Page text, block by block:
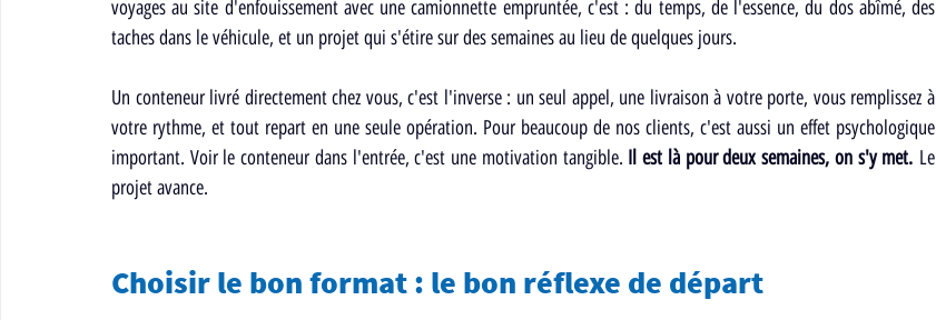
voyages au site d'enfouissement avec une camionnette empruntée, c'est : du temps, de l'essence, du dos abîmé, des
taches dans le véhicule, et un projet qui s'étire sur des semaines au lieu de quelques jours.
Un conteneur livré directement chez vous, c'est l'inverse : un seul appel, une livraison à votre porte, vous remplissez à
votre rythme, et tout repart en une seule opération. Pour beaucoup de nos clients, c'est aussi un effet psychologique
important. Voir le conteneur dans l'entrée, c'est une motivation tangible. Il est là pour deux semaines, on s'y met. Le
projet avance.
Choisir le bon format : le bon réflexe de départ